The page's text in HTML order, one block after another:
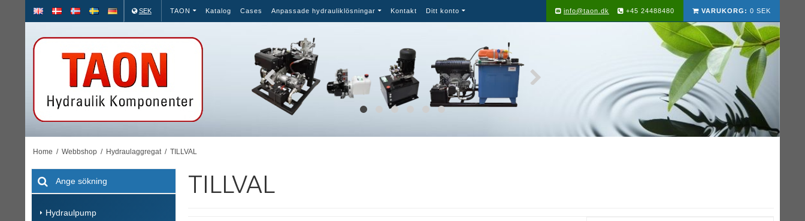
SEK TAON Katalog Cases Anpassade hydrauliklösningar Kontakt Ditt konto VARUKORG: 0 SEK
info@taon.dk +45 24488480
Home / Webbshop / Hydraulaggregat / TILLVAL
Hydraulpump
TILLVAL